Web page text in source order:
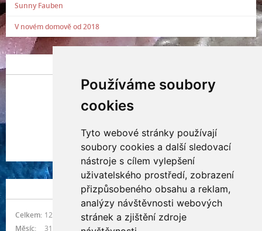
Používáme soubory
cookies
Tyto webové stránky používají
soubory cookies a další sledovací
nástroje s cílem vylepšení
uživatelského prostředí, zobrazení
přizpůsobeného obsahu a reklam,
analýzy návštěvnosti webových
stránek a zjištění zdroje
Sunny Fauben
V novém domově od 2018
Indianna Ryve
Nostra, CZ
NÁVŠTĚVNOST
Celkem: 1215415
Měsíc:
31489